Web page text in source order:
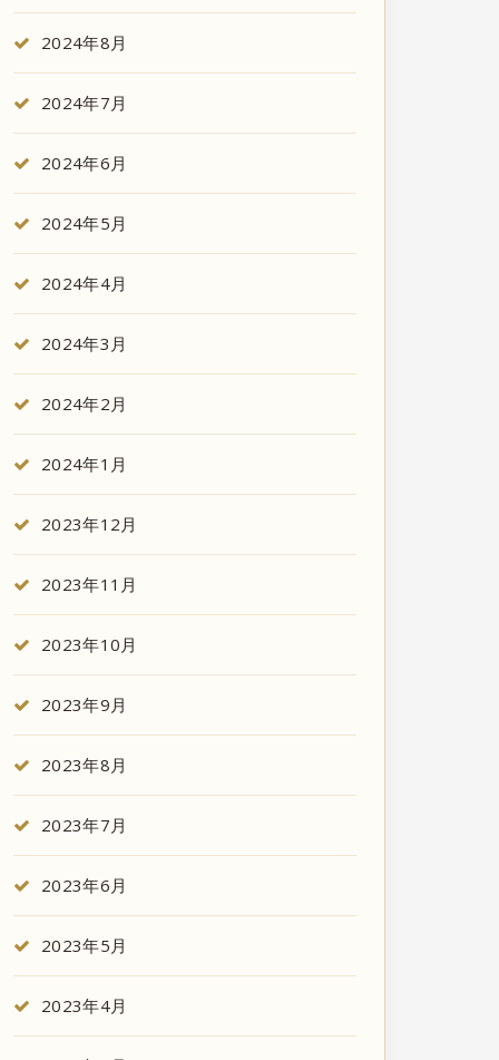
2024年8月
2024年7月
2024年6月
2024年5月
2024年4月
2024年3月
2024年2月
2024年1月
2023年12月
2023年11月
2023年10月
2023年9月
2023年8月
2023年7月
2023年6月
2023年5月
2023年4月